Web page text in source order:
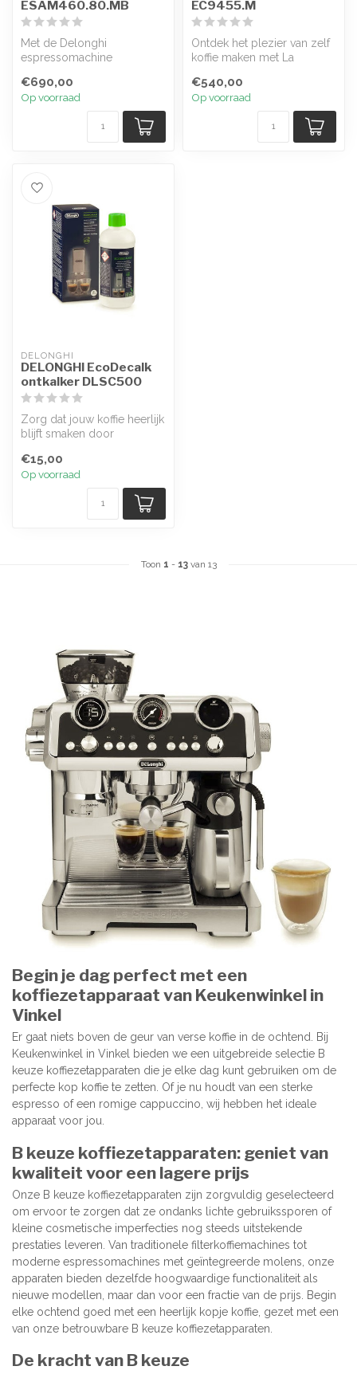
ESAM460.80.MB
Met de Delonghi
espressomachine
genieten van hoogwaardige
k...
€690,00
Op voorraad
EC9455.M
Ontdek het plezier van zelf
koffie maken met La
intuïtiev...
€540,00
Op voorraad
DELONGHI
DELONGHI EcoDecalk
ontkalker DLSC500
Zorg dat jouw koffie heerlijk
blijft smaken door
maken van...
€15,00
Op voorraad
Toon 1 - 13van 13
Begin je dag perfect met een
koffiezetapparaat van Keukenwinkel in
Vinkel
Er gaat niets boven de geur van verse koffie in de ochtend. Bij
Keukenwinkel in Vinkel bieden we een uitgebreide selectie B
keuze koffiezetapparaten die je elke dag kunt gebruiken om de
perfecte kop koffie te zetten. Of je nu houdt van een sterke
espresso of een romige cappuccino, wij hebben het ideale
apparaat voor jou.
B keuze koffiezetapparaten: geniet van
kwaliteit voor een lagere prijs
Onze B keuze koffiezetapparaten zijn zorgvuldig geselecteerd
om ervoor te zorgen dat ze ondanks lichte gebruikssporen of
kleine cosmetische imperfecties nog steeds uitstekende
prestaties leveren. Van traditionele filterkoffiemachines tot
moderne espressomachines met geïntegreerde molens, onze
apparaten bieden dezelfde hoogwaardige functionaliteit als
nieuwe modellen, maar dan voor een fractie van de prijs. Begin
elke ochtend goed met een heerlijk kopje koffie, gezet met een
van onze betrouwbare B keuze koffiezetapparaten.
De kracht van B keuze